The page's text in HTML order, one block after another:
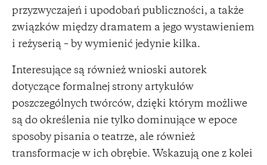
przyzwyczajeń i upodobań publiczności, a także
związków między dramatem a jego wystawieniem
i reżyserią – by wymienić jedynie kilka.
Interesujące są również wnioski autorek
dotyczące formalnej strony artykułów
poszczególnych twórców, dzięki którym możliwe
są do określenia nie tylko dominujące w epoce
sposoby pisania o teatrze, ale również
transformacje w ich obrębie. Wskazują one z kolei